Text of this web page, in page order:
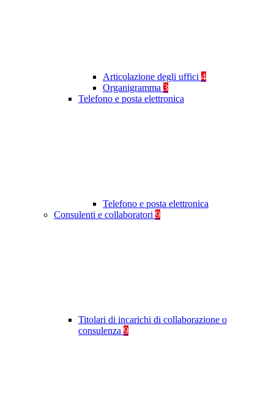
Articolazione degli uffici 4
Organigramma 3
Telefono e posta elettronica
Telefono e posta elettronica
Consulenti e collaboratori 9
Titolari di incarichi di collaborazione o
consulenza 9